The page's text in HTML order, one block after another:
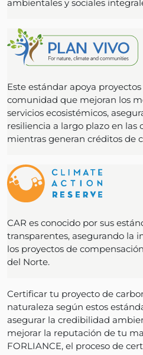
ambientales y sociales
Este estándar apoya
comunidad que mejoran los
servicios ecosistémicos,
resiliencia a largo plazo en las
mientras generan créditos de
CAR es conocido por sus
transparentes, asegurando la
los proyectos de
del Norte.
Certificar tu proyecto de
naturaleza según estos
asegurar la credibilidad
mejorar la reputación de tu
FORLIANCE, el proceso de